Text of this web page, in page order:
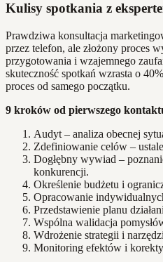
Kulisy spotkania z
Prawdziwa konsultacja
przez telefon, ale złożony proces
przygotowania i wzajemnego
skuteczność spotkań wzrasta o
proces od samego początku.
9 kroków od pierwszego
Audyt – analiza obecnej
Zdefiniowanie celów –
Dogłębny wywiad –
konkurencji.
Określenie budżetu i
Opracowanie
Przedstawienie planu
Wspólna walidacja
Wdrożenie strategii i
Monitoring efektów i